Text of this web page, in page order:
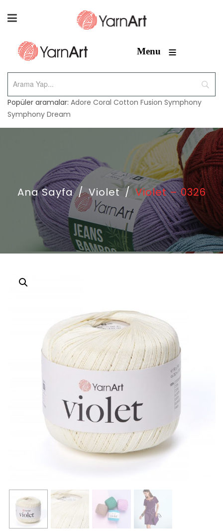
Menu ≡
Popüler aramalar: Adore Coral Cotton Fusion Symphony
Symphony Dream
Ana Sayfa / Violet / Violet – 0326